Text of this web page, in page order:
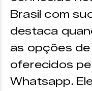
Brasil com
destaca
as opções
oferecidos
Whatsapp.